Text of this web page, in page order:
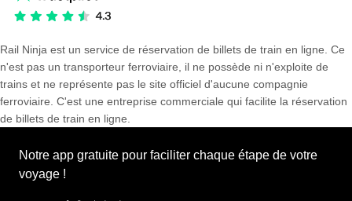
Rail Ninja est un service de réservation de billets de train en ligne. Ce
n'est pas un transporteur ferroviaire, il ne possède ni n'exploite de
trains et ne représente pas le site officiel d'aucune compagnie
ferroviaire. C'est une entreprise commerciale qui facilite la réservation
de billets de train en ligne.
Notre app gratuite pour faciliter chaque étape de votre
voyage !